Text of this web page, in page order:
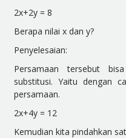
2x+2y = 8
Berapa nilai x dan y?
Penyelesaian:
Persamaan tersebut
substitusi. Yaitu dengan
persamaan.
2x+4y = 12
Kemudian kita pindahkan